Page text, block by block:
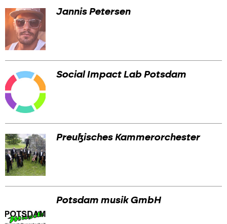
Jannis Petersen
Social Impact Lab Potsdam
Preußisches Kammerorchester
Potsdam musik GmbH